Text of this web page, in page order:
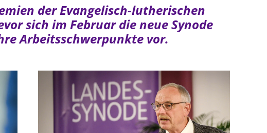
der Evangelisch-lutherischen
sich im Februar die neue Synode
Arbeitsschwerpunkte vor.